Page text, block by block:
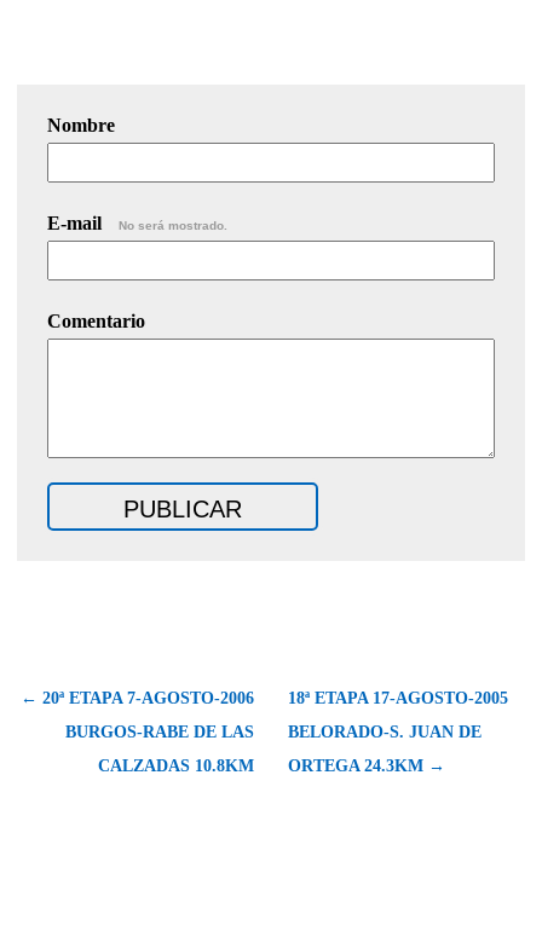
Nombre
E-mail No será mostrado.
Comentario
← 20ª ETAPA 7-AGOSTO-2006
BURGOS-RABE DE LAS
CALZADAS 10.8KM
18ª ETAPA 17-AGOSTO-2005
BELORADO-S. JUAN DE
ORTEGA 24.3KM →